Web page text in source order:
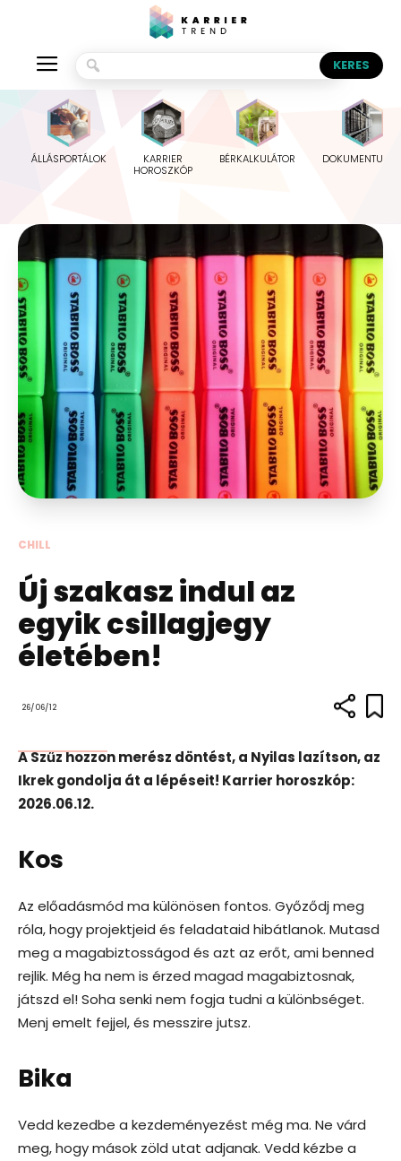
ÁLLÁSPORTÁLOK
KARRIER
HOROSZKÓP
BÉRKALKULÁTOR
CHILL
Új szakasz indul az
egyik csillagjegy
életében!
26/06/12
A Szűz hozzon merész döntést, a Nyilas lazítson, az
Ikrek gondolja át a lépéseit! Karrier horoszkóp:
2026.06.12.
Kos
Az előadásmód ma különösen fontos. Győződj meg
róla, hogy projektjeid és feladataid hibátlanok. Mutasd
meg a magabiztosságod és azt az erőt, ami benned
rejlik. Még ha nem is érzed magad magabiztosnak,
játszd el! Soha senki nem fogja tudni a különbséget.
Menj emelt fejjel, és messzire jutsz.
Bika
Vedd kezedbe a kezdeményezést még ma. Ne várd
meg, hogy mások zöld utat adjanak. Vedd kézbe a